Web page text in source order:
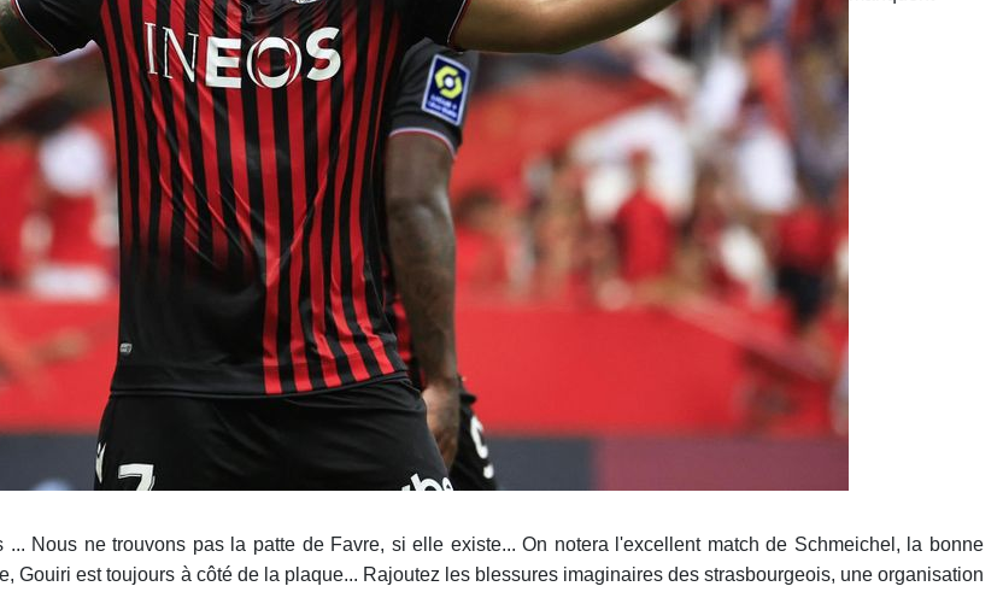
Nous ne trouvons pas la patte de Favre, si elle existe... On notera l'excellent match de Schmeichel, la bonne
Gouiri est toujours à côté de la plaque... Rajoutez les blessures imaginaires des strasbourgeois, une organisation